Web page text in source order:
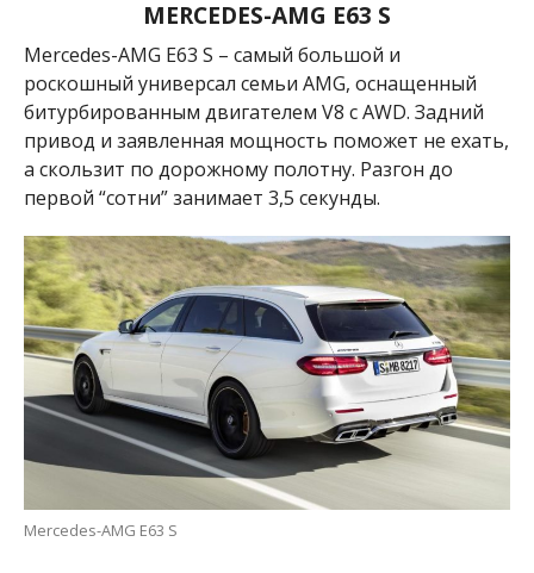
MERCEDES-AMG E63 S
Mercedes-AMG E63 S – самый большой и
роскошный универсал семьи AMG, оснащенный
битурбированным двигателем V8 с AWD. Задний
привод и заявленная мощность поможет не ехать,
а скользит по дорожному полотну. Разгон до
первой “сотни” занимает 3,5 секунды.
Mercedes-AMG E63 S